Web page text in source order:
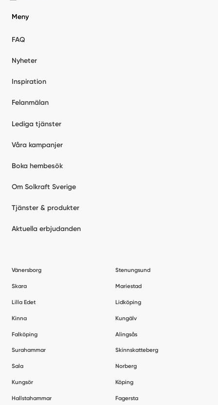
Meny
FAQ
Nyheter
Inspiration
Felanmälan
Lediga tjänster
Våra kampanjer
Boka hembesök
Om Solkraft Sverige
Tjänster & produkter
Aktuella erbjudanden
Vänersborg Stenungsund
Skara Mariestad
Lilla Edet Lidköping
Kinna Kungälv
Falköping Alingsås
Surahammar Skinnskatteberg
Sala Norberg
Kungsör Köping
Hallstahammar Fagersta